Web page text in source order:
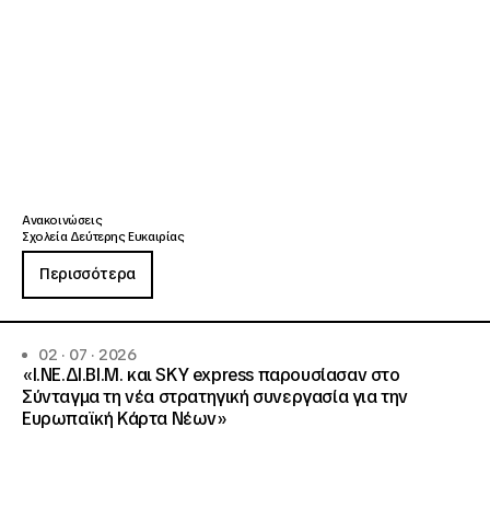
Ανακοινώσεις
Σχολεία Δεύτερης Ευκαιρίας
Περισσότερα
02 · 07 · 2026
«Ι.ΝΕ.ΔΙ.ΒΙ.Μ. και SKY express παρουσίασαν στο
Σύνταγμα τη νέα στρατηγική συνεργασία για την
Ευρωπαϊκή Κάρτα Νέων»